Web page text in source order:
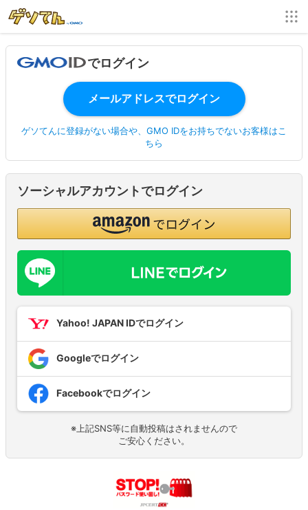
でログイン
ゲソてんに登録がない場合や、GMO IDをお持ちでないお客様はこ
ちら
ソーシャルアカウントでログイン
Yahoo! JAPAN IDでログイン
Googleでログイン
Facebookでログイン
※上記SNS等に自動投稿はされませんので
ご安心ください。